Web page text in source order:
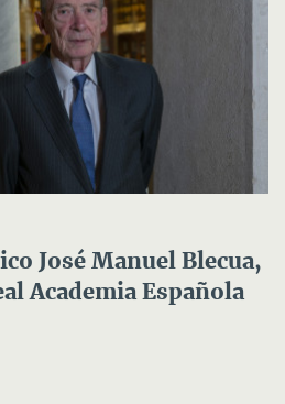
José Manuel Blecua,
Academia Española